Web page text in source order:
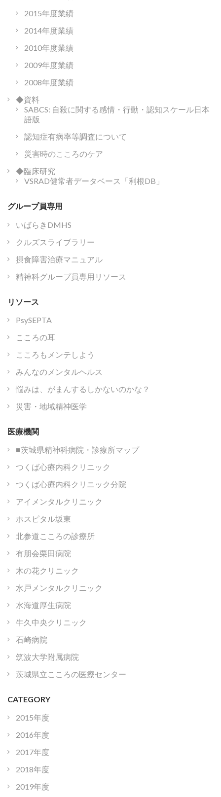
2015年度業績
2014年度業績
2010年度業績
2009年度業績
2008年度業績
◆資料
SABCS: 自殺に関する感情・行動・認知スケール日本
語版
認知症有病率等調査について
災害時のこころのケア
◆臨床研究
VSRAD健常者データベース「利根DB」
グループ員専用
いばらきDMHS
クルズスライブラリー
摂食障害治療マニュアル
精神科グループ員専用リソース
リソース
PsySEPTA
こころの耳
こころもメンテしよう
みんなのメンタルヘルス
悩みは、がまんするしかないのかな？
災害・地域精神医学
医療機関
■茨城県精神科病院・診療所マップ
つくば心療内科クリニック
つくば心療内科クリニック分院
アイメンタルクリニック
ホスピタル坂東
北参道こころの診療所
有朋会栗田病院
木の花クリニック
水戸メンタルクリニック
水海道厚生病院
牛久中央クリニック
石崎病院
筑波大学附属病院
茨城県立こころの医療センター
CATEGORY
2015年度
2016年度
2017年度
2018年度
2019年度